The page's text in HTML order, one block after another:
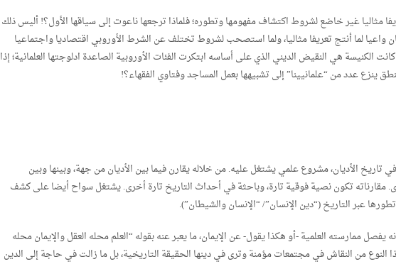
مثاليا غير خاضع لشروط اكتشاف مفهومها وتطوره؛ فلماذا ترجعها ناعوت إلى سياقها الأول؟! أليس ذلك
واعيا لما أنتج تعريفا مثاليا، ولما استصحب لشروط تختلف عن الشرط الأوروبي اقتصاديا واجتماعيا
الكنيسة هي النقيض الديني الذي على أساسه ابتكرت الفئات الأوروبية الصاعدة ادلوجتها العلمانية؛ إذا
ينزع عدد من “علمانيينا” إلى تشبيهها بعمل المساجد وفتاوي الفقهاء؟!
تاريخ الأديان، مشروع علمي يشتغل عليه. من خلاله يقارن فيما بين الأديان من جهة، وبينها وبين
مقارناته تكون نصية فوقية تارة، وباحثة في أحداث التاريخ تارة أخرى. يشتغل سواح أيضا على كشف
عبر التاريخ (“دين الإنسان”/ “الإنسان والشيطان”).
ممارسته العلمية -أو هكذا يقول- عن الإيمان، ما يعبر عنه بقوله “العلم محله العقل والإيمان محله
هذا النوع من النقاش في مجتمعات مؤمنة وترى في دينها الحقيقة التاريخية، بل ما زالت في حاجة إلى الدين